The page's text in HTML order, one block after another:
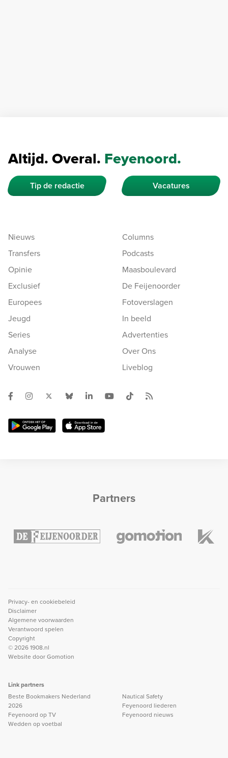
Altijd. Overal. Feyenoord.
Tip de redactie Vacatures
Nieuws
Transfers
Opinie
Exclusief
Europees
Jeugd
Series
Analyse
Vrouwen
Columns
Podcasts
Maasboulevard
De Feijenoorder
Fotoverslagen
In beeld
Advertenties
Over Ons
Liveblog
Partners
Privacy- en cookiebeleid
Disclaimer
Algemene voorwaarden
Verantwoord spelen
Copyright
© 2026 1908.nl
Website doorGomotion
Link partners
Beste Bookmakers Nederland
2026
Feyenoord op TV
Wedden op voetbal
Nautical Safety
Feyenoord liederen
Feyenoord nieuws